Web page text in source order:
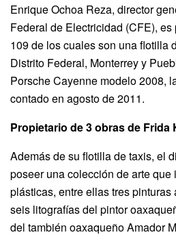
Enrique Ochoa Reza, director
Federal de Electricidad (CFE),
109 de los cuales son una flotilla
Distrito Federal, Monterrey y
Porsche Cayenne modelo 2008,
contado en agosto de 2011.
Propietario de 3 obras de Frida
Además de su flotilla de taxis, el
poseer una colección de arte que
plásticas, entre ellas tres pinturas
seis litografías del pintor
del también oaxaqueño Amador